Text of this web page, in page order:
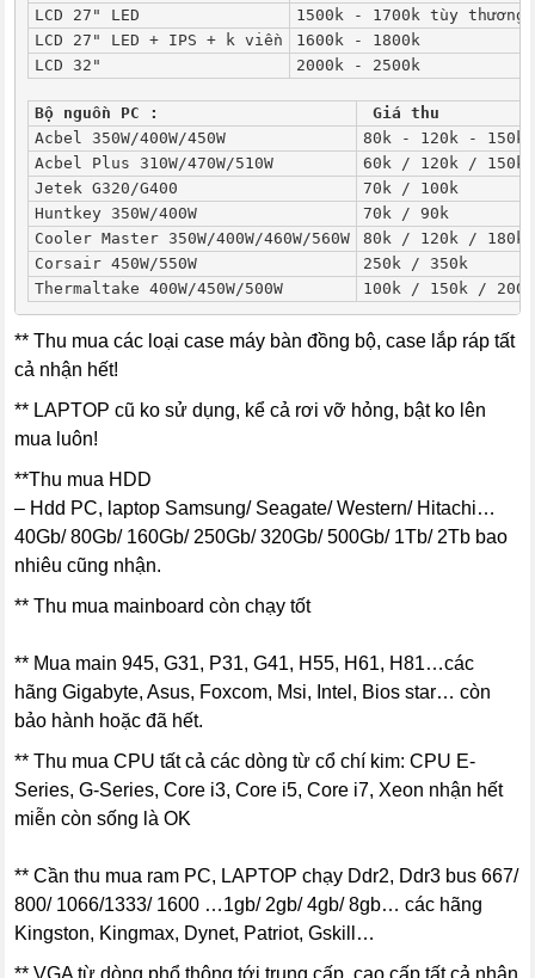
LCD 27" LED
1500k - 1700k tùy thương
LCD 27" LED + IPS + k viền
1600k - 1800k
LCD 32"
2000k - 2500k
Bộ nguồn PC :
Giá thu
Acbel 350W/400W/450W
80k - 120k - 150k
Acbel Plus 310W/470W/510W
60k / 120k / 150k
Jetek G320/G400
70k / 100k
Huntkey 350W/400W
70k / 90k
Cooler Master 350W/400W/460W/560W
80k / 120k / 180k
Corsair 450W/550W
250k / 350k
Thermaltake 400W/450W/500W
100k / 150k / 200k
** Thu mua các loại case máy bàn đồng bộ, case lắp ráp tất
cả nhận hết!
** LAPTOP cũ ko sử dụng, kể cả rơi vỡ hỏng, bật ko lên
mua luôn!
**Thu mua HDD
– Hdd PC, laptop Samsung/ Seagate/ Western/ Hitachi…
40Gb/ 80Gb/ 160Gb/ 250Gb/ 320Gb/ 500Gb/ 1Tb/ 2Tb bao
nhiêu cũng nhận.
** Thu mua mainboard còn chạy tốt
** Mua main 945, G31, P31, G41, H55, H61, H81…các
hãng Gigabyte, Asus, Foxcom, Msi, Intel, Bios star… còn
bảo hành hoặc đã hết.
** Thu mua CPU tất cả các dòng từ cổ chí kim: CPU E-
Series, G-Series, Core i3, Core i5, Core i7, Xeon nhận hết
miễn còn sống là OK
** Cần thu mua ram PC, LAPTOP chạy Ddr2, Ddr3 bus 667/
800/ 1066/1333/ 1600 …1gb/ 2gb/ 4gb/ 8gb… các hãng
Kingston, Kingmax, Dynet, Patriot, Gskill…
** VGA từ dòng phổ thông tới trung cấp, cao cấp tất cả nhận